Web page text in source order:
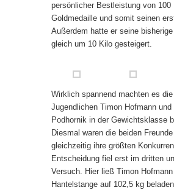
persönlicher Bestleistung von 100
Goldmedaille und somit seinen
Außerdem hatte er seine
gleich um 10 Kilo gesteigert.
Wirklich spannend machten es
Jugendlichen Timon Hofmann und
Podhornik in der Gewichtsklasse
Diesmal waren die beiden
gleichzeitig ihre größten
Entscheidung fiel erst im dritten
Versuch. Hier ließ Timon
Hantelstange auf 102,5 kg